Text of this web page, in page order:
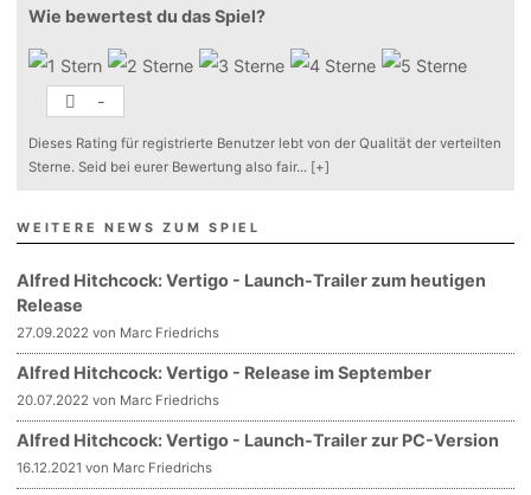
Wie bewertest du das Spiel?
-
Dieses Rating für registrierte Benutzer lebt von der Qualität der verteilten
Sterne. Seid bei eurer Bewertung also fair... [+]
WEITERE NEWS ZUM SPIEL
Alfred Hitchcock: Vertigo - Launch-Trailer zum heutigen
Release
27.09.2022 von Marc Friedrichs
Alfred Hitchcock: Vertigo - Release im September
20.07.2022 von Marc Friedrichs
Alfred Hitchcock: Vertigo - Launch-Trailer zur PC-Version
16.12.2021 von Marc Friedrichs